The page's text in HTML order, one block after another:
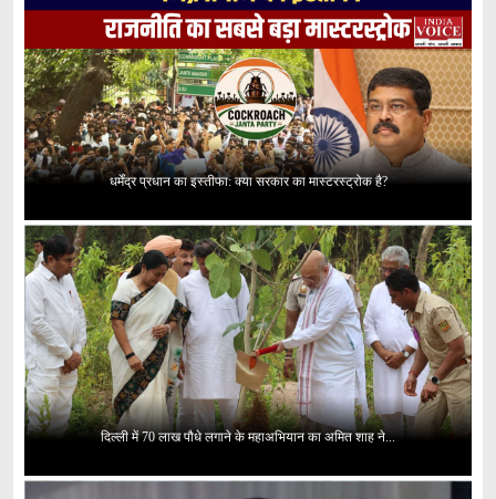
धर्मेंद्र प्रधान का इस्तीफा: क्या सरकार का मास्टरस्ट्रोक है?
दिल्ली में 70 लाख पौधे लगाने के महाअभियान का अमित शाह ने...